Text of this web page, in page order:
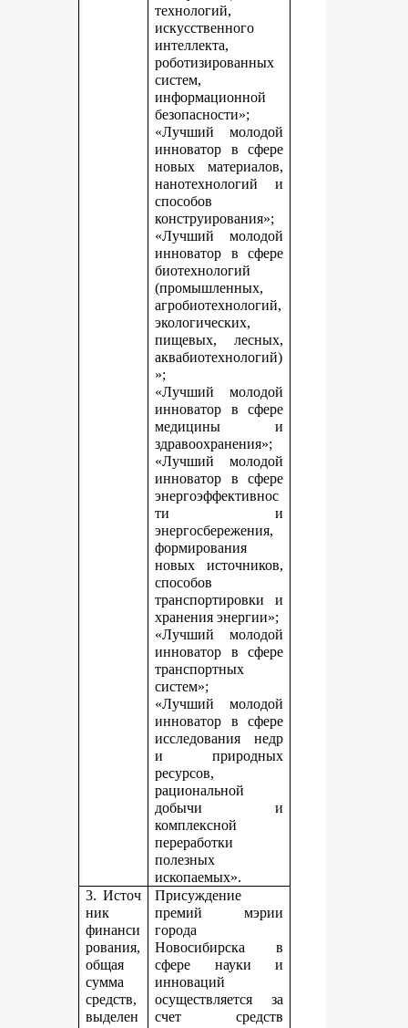
технологий,
искусственного
интеллекта,
роботизированных
систем,
информационной
безопасности»;
«Лучший молодой
инноватор в сфере
новых материалов,
нанотехнологий и
способов
конструирования»;
«Лучший молодой
инноватор в сфере
биотехнологий
(промышленных,
агробиотехнологий,
экологических,
пищевых, лесных,
аквабиотехнологий)
»;
«Лучший молодой
инноватор в сфере
медицины и
здравоохранения»;
«Лучший молодой
инноватор в сфере
энергоэффективнос
ти и
энергосбережения,
формирования
новых источников,
способов
транспортировки и
хранения энергии»;
«Лучший молодой
инноватор в сфере
транспортных
систем»;
«Лучший молодой
инноватор в сфере
исследования недр
и природных
ресурсов,
рациональной
добычи и
комплексной
переработки
полезных
ископаемых».
3. Источ
ник
финанси
рования,
общая
сумма
средств,
выделен
Присуждение
премий мэрии
города
Новосибирска в
сфере науки и
инноваций
осуществляется за
счет средств